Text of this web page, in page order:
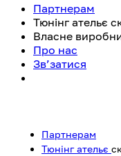
Партнерам
Тюнінг ательє
Власне
Про нас
Зв’затися
Партнерам
Тюнінг ательє